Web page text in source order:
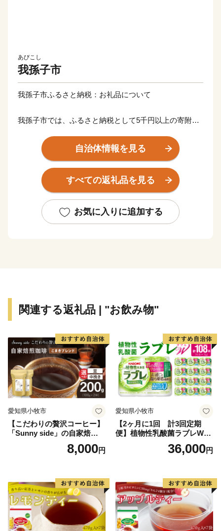
あびこし
我孫子市
我孫子市ふるさと納税：お礼品について
我孫子市では、ふるさと納税として5千円以上の寄附を
お礼品は、寄附金額に応じて、我孫子市ふるさと産品と
して推奨している地元産品や我孫子市産のお米、障がい
のある方が福祉施設で作った品などを取り揃えていま
【ご注意】
・お礼品の送付は、我孫子市外にお住まいの方に限らせ
自治体情報を見る
すべての返礼品を見る
お気に入りに追加する
関連する返礼品 | "お飲み物"
愛知県小牧市
【こだわりの贅沢コーヒー】
「Sunny side」の自家焙煎珈
琲こまきブレンド（200g）
8,000円
愛知県小牧市
【2ヶ月に1回 計3回定期
便】植物性乳酸菌ラブレW
プレーン36本（計108本）
36,000円